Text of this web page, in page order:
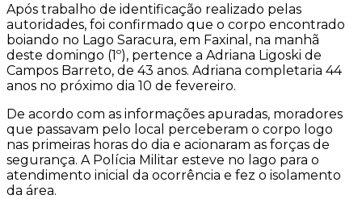
Após trabalho de identificação realizado pelas
autoridades, foi confirmado que o corpo encontrado
boiando no Lago Saracura, em Faxinal, na manhã
deste domingo (1º), pertence a Adriana Ligoski de
Campos Barreto, de 43 anos. Adriana completaria 44
anos no próximo dia 10 de fevereiro.
De acordo com as informações apuradas, moradores
que passavam pelo local perceberam o corpo logo
nas primeiras horas do dia e acionaram as forças de
segurança. A Polícia Militar esteve no lago para o
atendimento inicial da ocorrência e fez o isolamento
da área.